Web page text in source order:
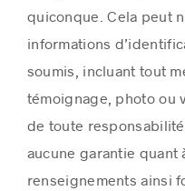
quiconque. Cela peut
informations
soumis, incluant tout
témoignage, photo ou
de toute
aucune garantie quant
renseignements ainsi